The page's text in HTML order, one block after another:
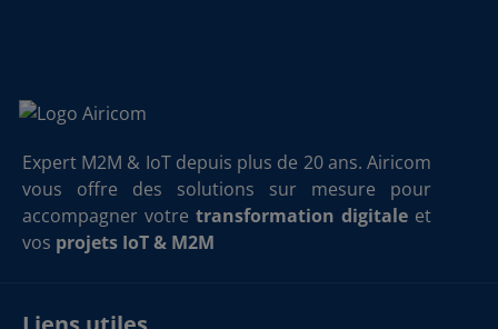
Expert M2M & IoT depuis plus de 20 ans. Airicom
vous offre des solutions sur mesure pour
accompagner votre transformation digitale et
vos projets IoT & M2M